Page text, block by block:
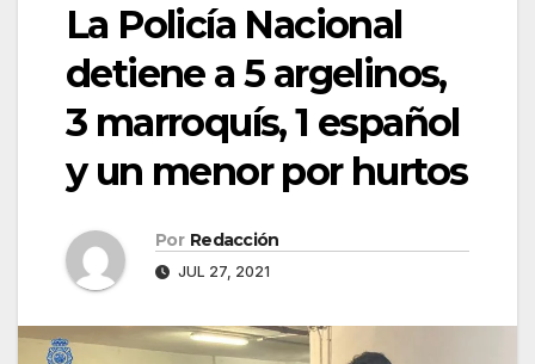
La Policía Nacional
detiene a 5 argelinos,
3 marroquís, 1 español
y un menor por hurtos
Por Redacción
JUL 27, 2021